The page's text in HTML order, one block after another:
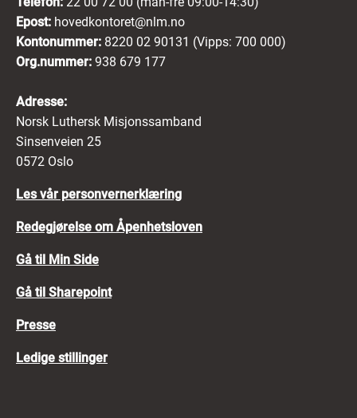
Epost: hovedkontoret@nlm.no
Kontonummer: 8220 02 90131 (Vipps: 700 000)
Org.nummer: 938 679 177
Adresse:
Norsk Luthersk Misjonssamband
Sinsenveien 25
0572 Oslo
Les vår personvernerklæring
Redegjørelse om Åpenhetsloven
Gå til Min Side
Gå til Sharepoint
Presse
Ledige stillinger